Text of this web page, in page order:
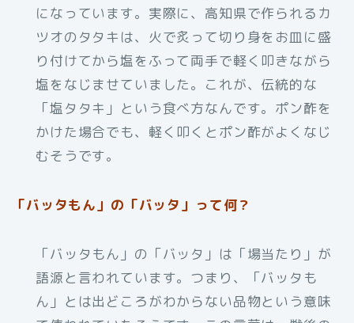
になっています。実際に、高知県で作られるカ
ツオのタタキは、火で炙って切り身をお皿に盛
り付けてから塩をふって両手で軽く叩きながら
塩をなじませていました。これが、伝統的な
「塩タタキ」という食べ方なんです。ポン酢を
かけた場合でも、軽く叩くとポン酢がよくなじ
むそうです。
「バッタもん」の「バッタ」って何？
「バッタもん」の「バッタ」は「場当たり」が
語源と言われています。つまり、「バッタも
ん」とは出どころがわからない品物という意味